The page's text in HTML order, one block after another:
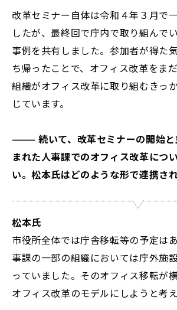
改革セミナー自体は令和４年３月で
したが、最終回で庁内で取り組んで
事例を共有しました。参加者が得た
ち帰ったことで、オフィス改革をま
組織がオフィス改革に取り組むきっ
じています。
——— 続いて、改革セミナーの開始と
まれた人事課でのオフィス改革につ
い。松本氏はどのような形で連携さ
松本氏
市役所全体では庁舎移転等の予定は
事課の一部の組織においては庁外施
っていました。そのオフィス移転が
オフィス改革のモデルにしようと考え